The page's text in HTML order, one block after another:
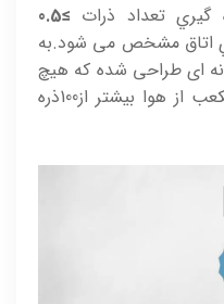
گيري تعداد ذرات
≥0.5
اتاق مشخص می شود.به
کلين روم کالس100به گونه ای طراحی شده که هيچ
وقت اجازه نمی دهد در هر متر مکعب از هوا بيشتر از100ذره